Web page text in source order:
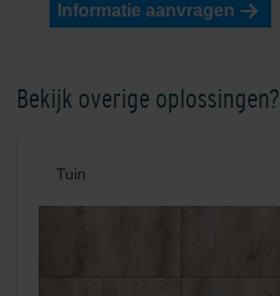
Informatie aanvragen
Bekijk overige oplossingen?
Tuin